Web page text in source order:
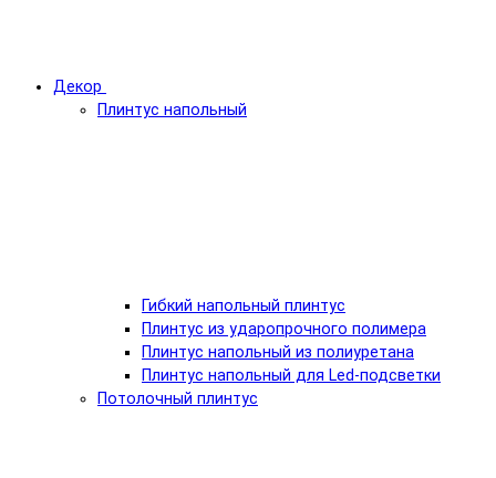
Декор
Плинтус напольный
Гибкий напольный плинтус
Плинтус из ударопрочного полимера
Плинтус напольный из полиуретана
Плинтус напольный для Led-подсветки
Потолочный плинтус